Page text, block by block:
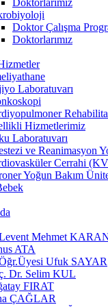
Doktor Çalışma
Doktorlarımız
Laboratuvarı
Hizmetlerimiz
Laboratuvarı
ve Reanimasyon
Cerrahi
Yoğun Bakım
Mehmet
ATA
Ufuk SAYAR
Dr. Selim KUL
FIRAT
ÇAĞLAR